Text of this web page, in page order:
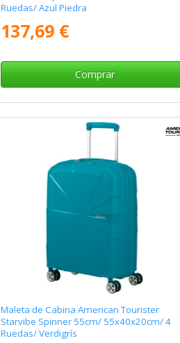
Ruedas/ Azul Piedra
137,69 €
Comprar
Maleta de Cabina American Tourister
Starvibe Spinner 55cm/ 55x40x20cm/ 4
Ruedas/ Verdigrís